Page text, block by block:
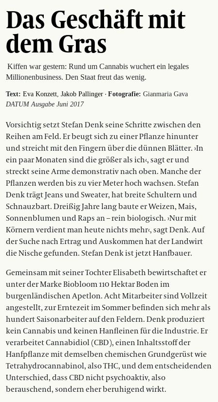
Das Geschäft mit
dem Gras
Kiffen war gestern: Rund um Cannabis wuchert ein legales
Millionenbusiness. Den Staat freut das wenig.
Text: Eva Konzett Jakob Pallinger · Fotografie: Gianmaria Gava
DATUM Ausgabe Juni 2017
Vorsichtig setzt Stefan Denk seine Schritte zwischen den
Reihen am Feld. Er beugt sich zu einer Pflanze hinunter
und streicht mit den Fingern über die dünnen Blätter. ›In
ein paar Monaten sind die größer als ich‹, sagt er und
streckt seine Arme demonstrativ nach oben. Manche der
Pflanzen werden bis zu vier Meter hoch wachsen. Stefan
Denk trägt Jeans und Sweater, hat breite Schultern und
Schnauzbart. Dreißig Jahre lang baute er Weizen, Mais,
Sonnenblumen und Raps an – rein biologisch. ›Nur mit
Körnern verdient man heute nichts mehr‹, sagt Denk. Auf
der Suche nach Ertrag und Auskommen hat der Landwirt
die Nische gefunden. Stefan Denk ist jetzt Hanfbauer.
Gemeinsam mit seiner Tochter Elisabeth bewirtschaftet er
unter der Marke Biobloom 110 Hektar Boden im
burgenländischen Apetlon. Acht Mitarbeiter sind Vollzeit
angestellt, zur Erntezeit im Sommer befinden sich mehr als
hundert Saisonarbeiter auf den Feldern. Denk produziert
kein Cannabis und keinen Hanfleinen für die Industrie. Er
verarbeitet Cannabidiol (CBD), einen Inhaltsstoff der
Hanfpflanze mit demselben chemischen Grundgerüst wie
Tetrahydrocannabinol, also THC, und dem entscheidenden
Unterschied, dass CBD nicht psych0aktiv, also
berauschend, sondern eher beruhigend wirkt.